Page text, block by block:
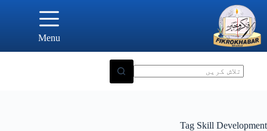
content
Menu
Tag Skill Development